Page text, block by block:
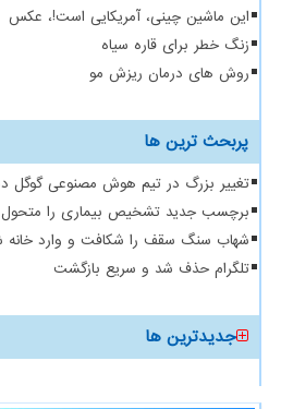
این ماشین چینی، آمریکایی است!، عکس
زنگ خطر برای قاره سیاه
روش های درمان ریزش مو
پربحث ترین ها
تغییر بزرگ در تیم هوش مصنوعی گوگل
برچسب جدید تشخیص بیماری را
شهاب سنگ سقف را شکافت و وارد خانه
تلگرام حذف شد و سریع بازگشت
جدیدترین ها